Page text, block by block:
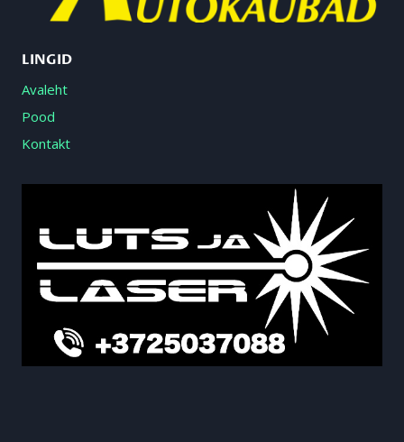
LINGID
Avaleht
Pood
Kontakt